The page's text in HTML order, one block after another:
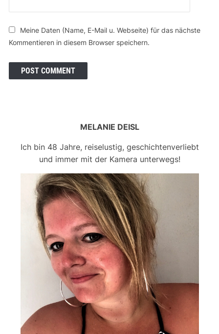
Meine Daten (Name, E-Mail u. Webseite) für das nächste
Kommentieren in diesem Browser speichern.
MELANIE DEISL
Ich bin 48 Jahre, reiselustig, geschichtenverliebt
und immer mit der Kamera unterwegs!